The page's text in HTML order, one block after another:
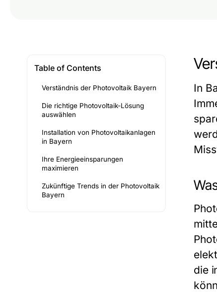
Table of Contents
Verständnis der Photovoltaik Bayern
Die richtige Photovoltaik-Lösung
auswählen
Installation von Photovoltaikanlagen
in Bayern
Ihre Energieeinsparungen
maximieren
Zukünftige Trends in der Photovoltaik
Bayern
In
die